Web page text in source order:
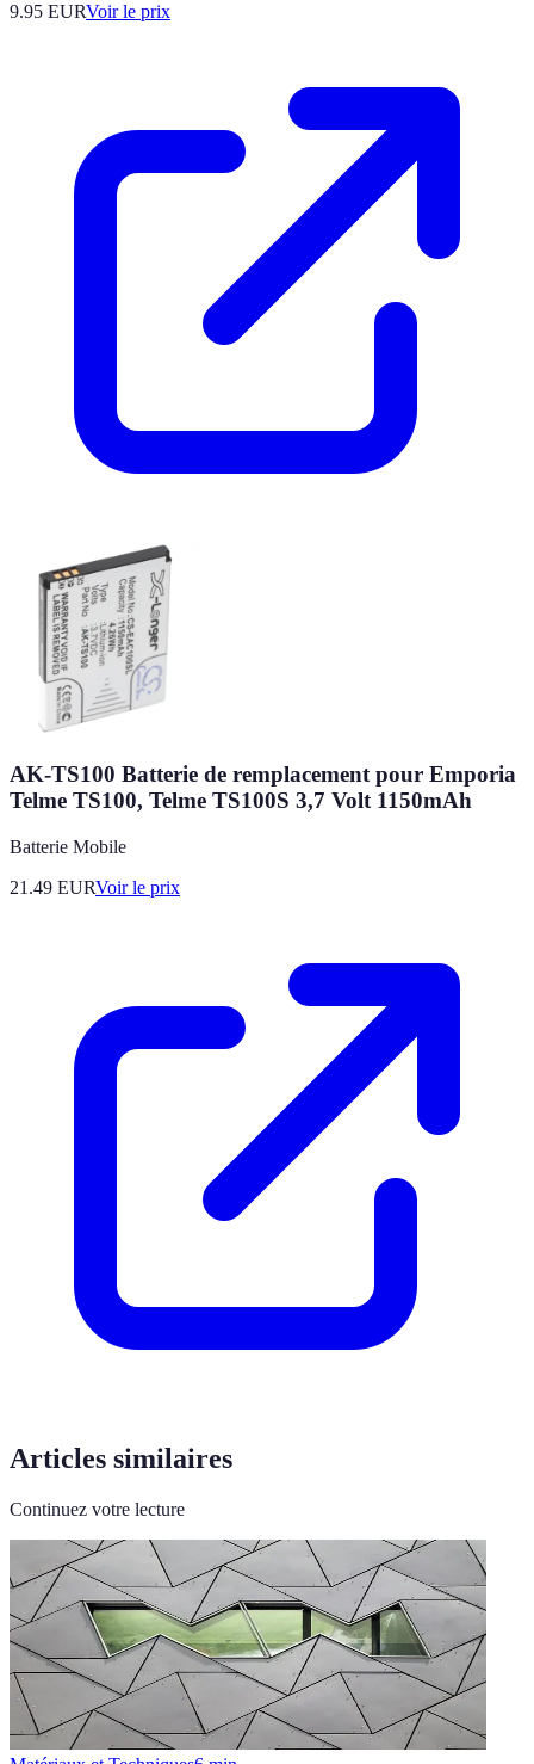
9.95 EURVoir le prix
AK-TS100 Batterie de remplacement pour Emporia
Telme TS100, Telme TS100S 3,7 Volt 1150mAh
Batterie Mobile
21.49 EURVoir le prix
Articles similaires
Continuez votre lecture